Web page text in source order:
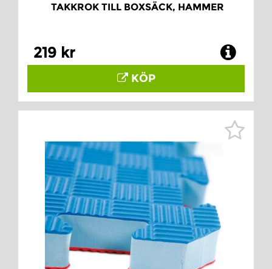
TAKKROK TILL BOXSÄCK, HAMMER
219 kr
KÖP